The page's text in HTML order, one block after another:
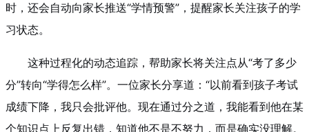
时，还会自动向家长推送“学情预警”，提醒家长关注孩子的学
习状态。
这种过程化的动态追踪，帮助家长将关注点从“考了多少
分”转向“学得怎么样”。一位家长分享道：“以前看到孩子考试
成绩下降，我只会批评他。现在通过分之道，我能看到他在某
个知识点上反复出错，知道他不是不努力，而是确实没理解。